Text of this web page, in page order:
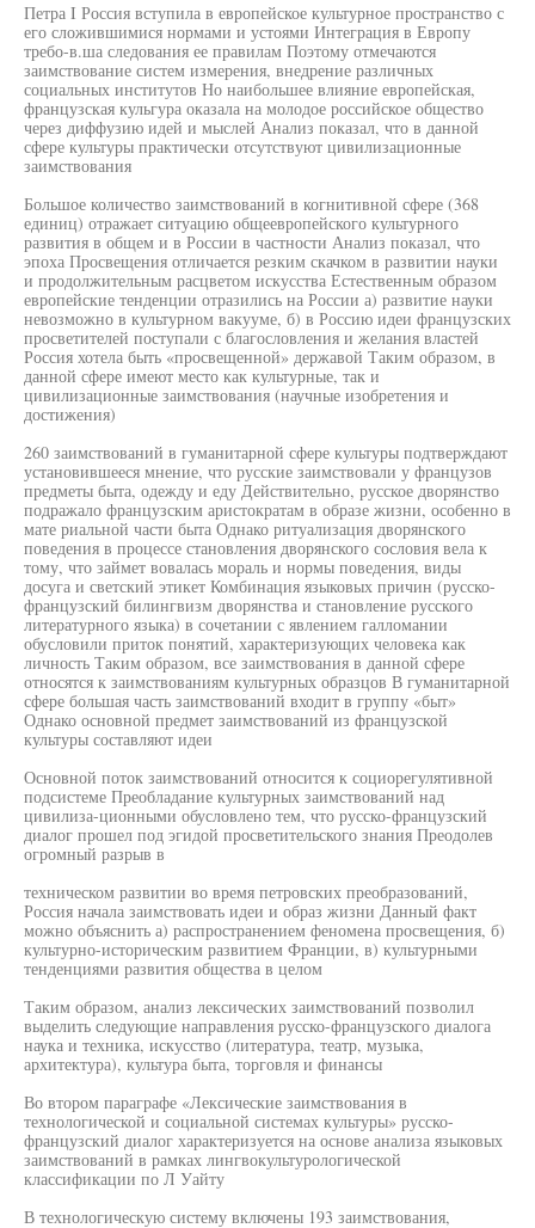
Петра I Россия вступила в европейское культурное пространство с
его сложившимися нормами и устоями Интеграция в Европу
требо-в.ша следования ее правилам Поэтому отмечаются
заимствование систем измерения, внедрение различных
социальных институтов Но наибольшее влияние европейская,
французская кульгура оказала на молодое российское общество
через диффузию идей и мыслей Анализ показал, что в данной
сфере культуры практически отсутствуют цивилизационные
заимствования
Большое количество заимствований в когнитивной сфере (368
единиц) отражает ситуацию общеевропейского культурного
развития в общем и в России в частности Анализ показал, что
эпоха Просвещения отличается резким скачком в развитии науки
и продолжительным расцветом искусства Естественным образом
европейские тенденции отразились на России а) развитие науки
невозможно в культурном вакууме, б) в Россию идеи французских
просветителей поступали с благословления и желания властей
Россия хотела быть «просвещенной» державой Таким образом, в
данной сфере имеют место как культурные, так и
цивилизационные заимствования (научные изобретения и
достижения)
260 заимствований в гуманитарной сфере культуры подтверждают
установившееся мнение, что русские заимствовали у французов
предметы быта, одежду и еду Действительно, русское дворянство
подражало французским аристократам в образе жизни, особенно в
мате риальной части быта Однако ритуализация дворянского
поведения в процессе становления дворянского сословия вела к
тому, что займет вовалась мораль и нормы поведения, виды
досуга и светский этикет Комбинация языковых причин (русско-
французский билингвизм дворянства и становление русского
литературного языка) в сочетании с явлением галломании
обусловили приток понятий, характеризующих человека как
личность Таким образом, все заимствования в данной сфере
относятся к заимствованиям культурных образцов В гуманитарной
сфере большая часть заимствований входит в группу «быт»
Однако основной предмет заимствований из французской
культуры составляют идеи
Основной поток заимствований относится к социорегулятивной
подсистеме Преобладание культурных заимствований над
цивилиза-ционными обусловлено тем, что русско-французский
диалог прошел под эгидой просветительского знания Преодолев
огромный разрыв в
техническом развитии во время петровских преобразований,
Россия начала заимствовать идеи и образ жизни Данный факт
можно объяснить а) распространением феномена просвещения, б)
культурно-историческим развитием Франции, в) культурными
тенденциями развития общества в целом
Таким образом, анализ лексических заимствований позволил
выделить следующие направления русско-французского диалога
наука и техника, искусство (литература, театр, музыка,
архитектура), культура быта, торговля и финансы
Во втором параграфе «Лексические заимствования в
технологической и социальной системах культуры» русско-
французский диалог характеризуется на основе анализа языковых
заимствований в рамках лингвокультурологической
классификации по Л Уайту
В технологическую систему включены 193 заимствования,